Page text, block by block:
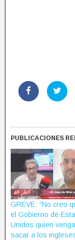
PUBLICACIONES
GREVE: “No creo
el Gobierno de
Unidos quien
sacar a los